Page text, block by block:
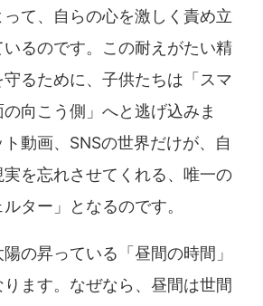
て、自らの心を激しく責め立
るのです。この耐えがたい精
るために、子供たちは「スマ
向こう側」へと逃げ込みま
動画、SNSの世界だけが、自
を忘れさせてくれる、唯一の
ター」となるのです。
の昇っている「昼間の時間」
ます。なぜなら、昼間は世間